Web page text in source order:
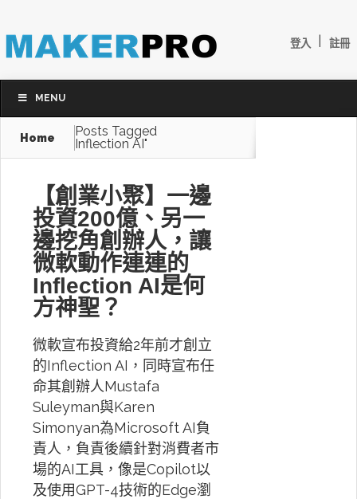
登入 註冊
MENU
Home
Posts Tagged
Inflection AI"
【創業小聚】一邊
投資200億、另一
邊挖角創辦人，讓
微軟動作連連的
Inflection AI是何
方神聖？
微軟宣布投資給2年前才創立
的Inflection AI，同時宣布任
命其創辦人Mustafa
Suleyman與Karen
Simonyan為Microsoft AI負
責人，負責後續針對消費者市
場的AI工具，像是Copilot以
及使用GPT-4技術的Edge瀏